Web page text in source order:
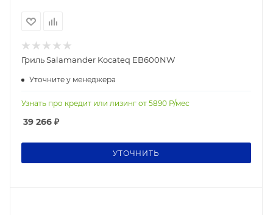
Гриль Salamander Kocateq EB600NW
Уточните у менеджера
Узнать про кредит или лизинг от 5890 Р/мес
39 266 ₽
УТОЧНИТЬ